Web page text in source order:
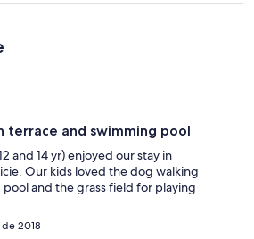
and swimming pool
and 14 yr) enjoyed our stay in
Our kids loved the dog walking
and the grass field for playing
2018